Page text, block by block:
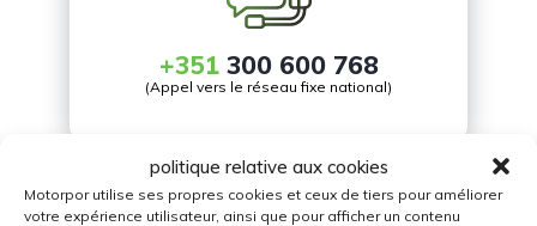
politique relative aux cookies
Motorpor utilise ses propres cookies et ceux de tiers pour améliorer
votre expérience utilisateur, ainsi que pour afficher un contenu
+351300 600 768
(Appel vers le réseau fixe national)